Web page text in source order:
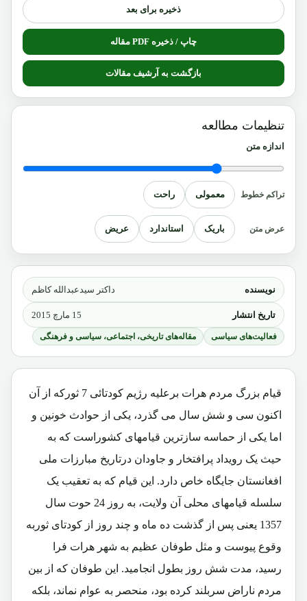
نویسنده داکتر سیدعبدالله کاظم
تاریخ انتشار 15 مارچ 2015
فعالیت‌های سیاسی مقاله‌های تاریخی، اجتماعی، سیاسی و فرهنگی
قیام بزرگ مردم هرات برعلیه رژیم کودتائی 7 ثورکه از آن
اکنون سی و شش سال می گذرد، یکی از حوادث خونین و
اما یکی از حماسه سازترین قیامهای کشوراست که به
حیث یک رویداد پرافتخار و جاودان درتاریخ مبارزات ملی
افغانستان جایگاه خاص دارد. این قیام که به تعقیب یک
سلسله قیامهای محلی آن ولایت، به روز 24 حوت سال
1357 یعنی پس از گذشت ده ماه و چند روز از کودتای ثوربه
وقوع پیوست و مثل طوفان عظیم به شهر هرات فرا
رسید، مدت شش روز بطول انجامید. این طوفان که از بین
مردم ناراض سربلند کرده بود، منحصر به عوام نماند، بلکه
ذخیره برای بعد
چاپ / ذخیره PDF مقاله
بازگشت به آرشیف مقالات
تنظیمات مطالعه
اندازه متن
تراکم خطوط معمولی راحت
عرض متن باریک استاندارد عریض